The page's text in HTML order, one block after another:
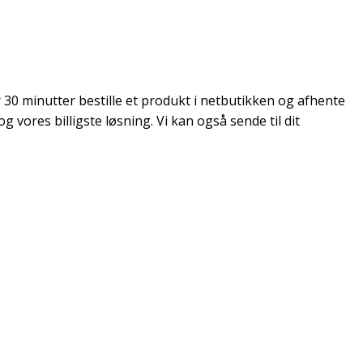
minutter bestille et produkt i netbutikken og afhente
vores billigste løsning. Vi kan også sende til dit